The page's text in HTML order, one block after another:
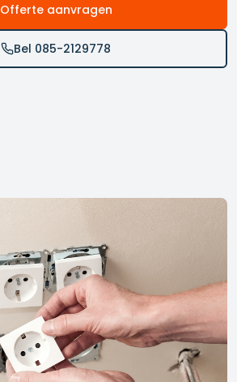
Offerte aanvragen
Bel 085-2129778